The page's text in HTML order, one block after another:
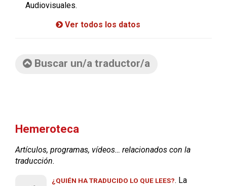
Audiovisuales.
Ver todos los datos
Buscar un/a traductor/a
Hemeroteca
Artículos, programas, vídeos… relacionados con la
traducción.
¿QUIÉN HA TRADUCIDO LO QUE LEES?. La